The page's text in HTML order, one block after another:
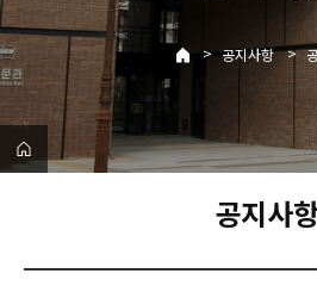
> 공지사항 >
공지사